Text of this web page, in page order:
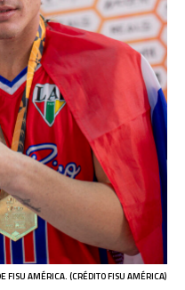
FISU AMÉRICA. (CRÉDITO FISU AMÉRICA)